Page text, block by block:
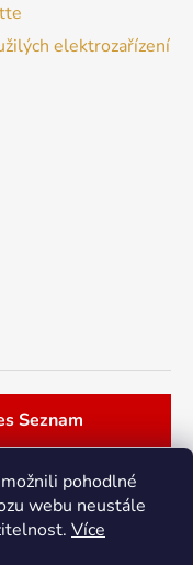
pohodlné
webu neustále
Více
elektrozařízení
Seznam